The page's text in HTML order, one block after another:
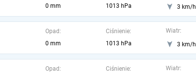
0 mm
1013 hPa
3 km/h
Opad:
0 mm
Ciśnienie:
1013 hPa
Wiatr:
3 km/h
Opad:
Ciśnienie:
Wiatr: